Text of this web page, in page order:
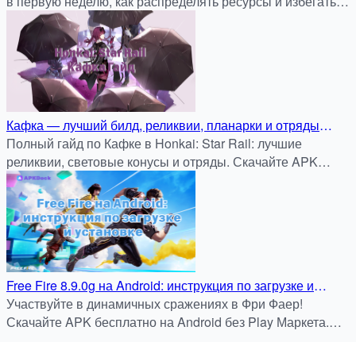
ненужных трат.
Кафка — лучший билд, реликвии, планарки и отряды
(Honkai: Star Rail)
Полный гайд по Кафке в Honkai: Star Rail: лучшие
реликвии, световые конусы и отряды. Скачайте APK
бесплатно на APKDock.
Free Fire 8.9.0g на Android: инструкция по загрузке и
установке
Участвуйте в динамичных сражениях в Фри Фаер!
Скачайте APK бесплатно на Android без Play Маркета.